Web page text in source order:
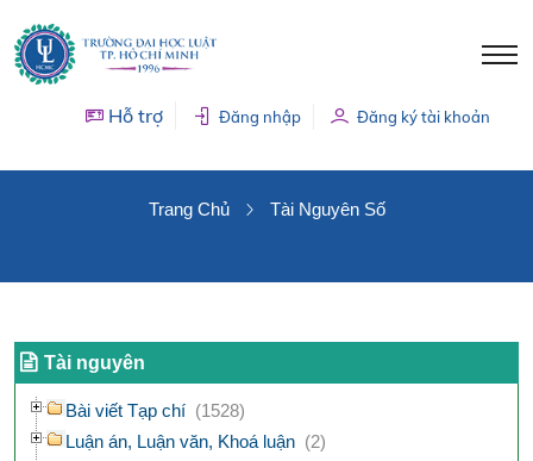
Hỗ trợ Đăng nhập Đăng ký tài khoản
Trang Chủ Tài Nguyên Số
Tài nguyên
Bài viết Tạp chí (1528)
Luận án, Luận văn, Khoá luận (2)